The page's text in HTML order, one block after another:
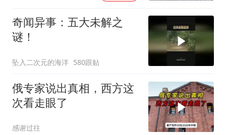
奇闻异事：五大未解之
谜！
坠入二次元的海洋 580跟贴
俄专家说出真相，西方这
次看走眼了
感谢过往